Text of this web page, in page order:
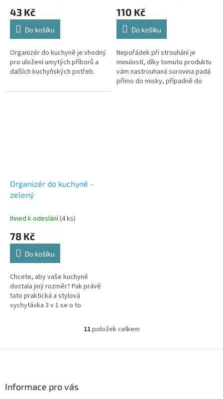
43 Kč
Do košíku
Organizér do kuchyně je vhodný
pro uložení umytých příborů a
dalších kuchyňských potřeb.
110 Kč
Do košíku
Nepořádek při strouhání je
minulostí, díky tomuto produktu
vám nastrouhaná surovina padá
přímo do misky, případně do
Organizér do kuchyně -
zelený
Ihned k odeslání(4 ks)
78 Kč
Do košíku
Chcete, aby vaše kuchyně
dostala jiný rozměr? Pak právě
tato praktická a stylová
vychytávka 3 v 1 se o to
se skládá ze tří částí, z nichž...
O
l
11položek celkem
Informace pro vás